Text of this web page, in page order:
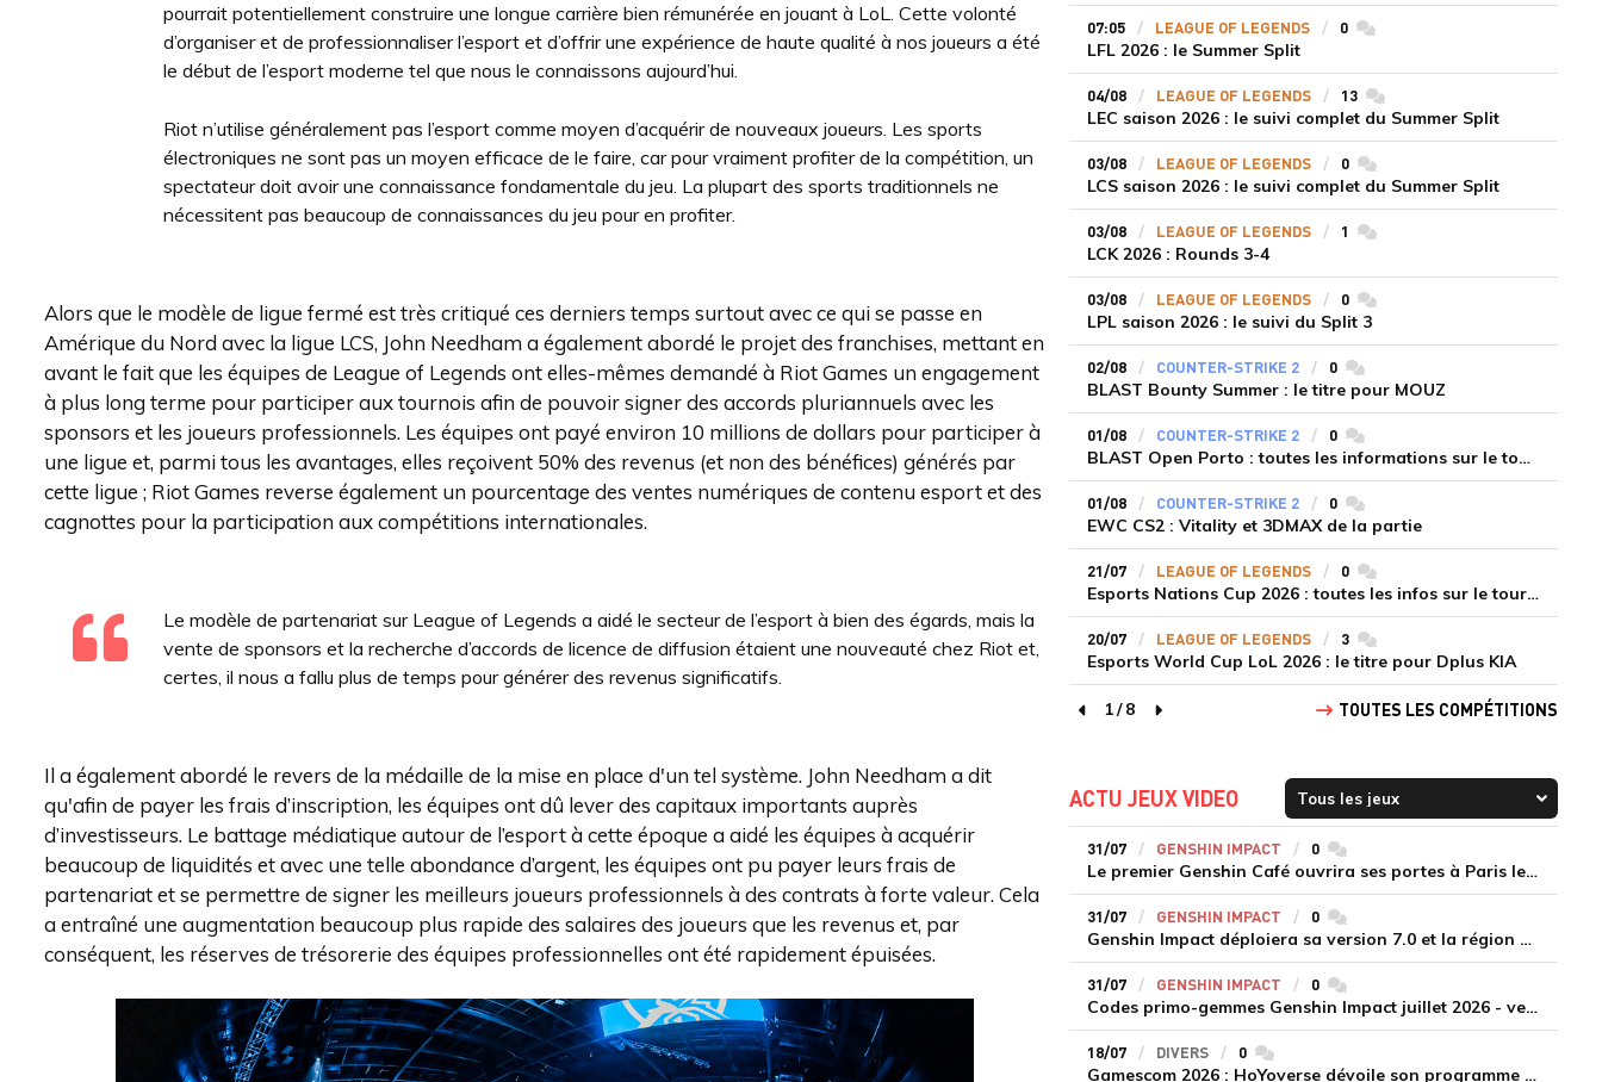
pourrait potentiellement construire une longue carrière bien rémunérée en jouant à LoL. Cette volonté
d’organiser et de professionnaliser l’esport et d’offrir une expérience de haute qualité à nos joueurs a été
le début de l’esport moderne tel que nous le connaissons aujourd’hui.
Riot n’utilise généralement pas l’esport comme moyen d’acquérir de nouveaux joueurs. Les sports
électroniques ne sont pas un moyen efficace de le faire, car pour vraiment profiter de la compétition, un
spectateur doit avoir une connaissance fondamentale du jeu. La plupart des sports traditionnels ne
nécessitent pas beaucoup de connaissances du jeu pour en profiter.
Alors que le modèle de ligue fermé est très critiqué ces derniers temps surtout avec ce qui se passe en
Amérique du Nord avec la ligue LCS, John Needham a également abordé le projet des franchises, mettant en
avant le fait que les équipes de League of Legends ont elles-mêmes demandé à Riot Games un engagement
à plus long terme pour participer aux tournois afin de pouvoir signer des accords pluriannuels avec les
sponsors et les joueurs professionnels. Les équipes ont payé environ 10 millions de dollars pour participer à
une ligue et, parmi tous les avantages, elles reçoivent 50% des revenus (et non des bénéfices) générés par
cette ligue ; Riot Games reverse également un pourcentage des ventes numériques de contenu esport et des
cagnottes pour la participation aux compétitions internationales.
Le modèle de partenariat sur League of Legends a aidé le secteur de l’esport à bien des égards, mais la
vente de sponsors et la recherche d’accords de licence de diffusion étaient une nouveauté chez Riot et,
certes, il nous a fallu plus de temps pour générer des revenus significatifs.
Il a également abordé le revers de la médaille de la mise en place d'un tel système. John Needham a dit
qu'afin de payer les frais d’inscription, les équipes ont dû lever des capitaux importants auprès
d’investisseurs. Le battage médiatique autour de l’esport à cette époque a aidé les équipes à acquérir
beaucoup de liquidités et avec une telle abondance d’argent, les équipes ont pu payer leurs frais de
partenariat et se permettre de signer les meilleurs joueurs professionnels à des contrats à forte valeur. Cela
a entraîné une augmentation beaucoup plus rapide des salaires des joueurs que les revenus et, par
conséquent, les réserves de trésorerie des équipes professionnelles ont été rapidement épuisées.
07:05 LEAGUE OF LEGENDS 0commentaires
LFL 2026 : le Summer Split
04/08 LEAGUE OF LEGENDS 13commentaires
LEC saison 2026 : le suivi complet du Summer Split
03/08 LEAGUE OF LEGENDS 0commentaires
LCS saison 2026 : le suivi complet du Summer Split
03/08 LEAGUE OF LEGENDS 1 commentaires
LCK 2026 : Rounds 3-4
03/08 LEAGUE OF LEGENDS 0commentaires
LPL saison 2026 : le suivi du Split 3
02/08 COUNTER-STRIKE 2 0commentaires
BLAST Bounty Summer : le titre pour MOUZ
01/08 COUNTER-STRIKE 2 0commentaires
BLAST Open Porto : toutes les informations sur le tournoi
01/08 COUNTER-STRIKE 2 0commentaires
EWC CS2 : Vitality et 3DMAX de la partie
21/07 LEAGUE OF LEGENDS 0commentaires
Esports Nations Cup 2026 : toutes les infos sur le tournoi
20/07 LEAGUE OF LEGENDS 3commentaires
Esports World Cup LoL 2026 : le titre pour Dplus KIA
page précédente
1/8
page suivante
TOUTES LES COMPÉTITIONS
ACTU JEUX VIDEO
31/07 GENSHIN IMPACT 0commentaires
Le premier Genshin Café ouvrira ses portes à Paris le 14 août
31/07 GENSHIN IMPACT 0commentaires
Genshin Impact déploiera sa version 7.0 et la région de Snezhnaya le 12 août
31/07 GENSHIN IMPACT 0commentaires
Codes primo-gemmes Genshin Impact juillet 2026 - version 7.0
18/07 DIVERS 0commentaires
Gamescom 2026 : HoYoverse dévoile son programme et présente deux nouveaux jeux inédits